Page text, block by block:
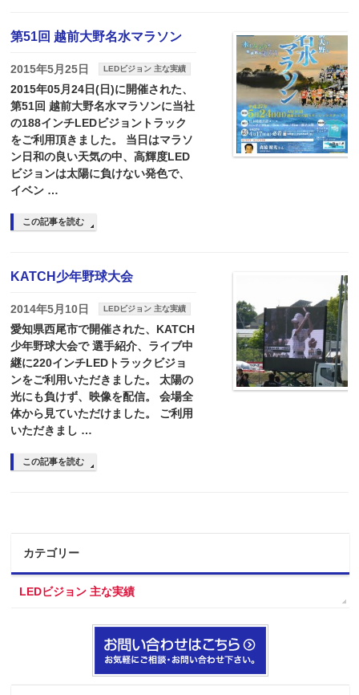
第51回 越前大野名水マラソン
2015年5月25日 LEDビジョン 主な実績
2015年05月24日(日)に開催された、
第51回 越前大野名水マラソンに当社
の188インチLEDビジョントラック
をご利用頂きました。 当日はマラソ
ン日和の良い天気の中、高輝度LED
ビジョンは太陽に負けない発色で、
イベン …
この記事を読む
KATCH少年野球大会
2014年5月10日 LEDビジョン 主な実績
愛知県西尾市で開催された、KATCH
少年野球大会で 選手紹介、ライブ中
継に220インチLEDトラックビジョ
ンをご利用いただきました。 太陽の
光にも負けず、映像を配信。 会場全
体から見ていただけました。 ご利用
いただきまし …
この記事を読む
カテゴリー
LEDビジョン 主な実績